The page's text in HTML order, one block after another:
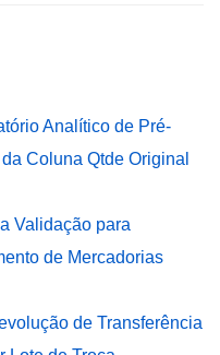
Analítico de Pré-
Coluna Qtde Original
Validação para
de Mercadorias
de Transferência